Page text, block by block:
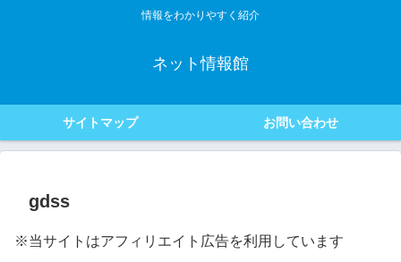
情報をわかりやすく紹介
ネット情報館
サイトマップ お問い合わせ
gdss
※当サイトはアフィリエイト広告を利用しています